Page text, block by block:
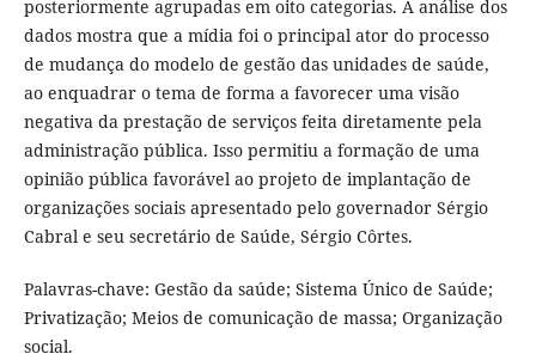
posteriormente agrupadas em oito categorias. A análise dos
dados mostra que a mídia foi o principal ator do processo
de mudança do modelo de gestão das unidades de saúde,
ao enquadrar o tema de forma a favorecer uma visão
negativa da prestação de serviços feita diretamente pela
administração pública. Isso permitiu a formação de uma
opinião pública favorável ao projeto de implantação de
organizações sociais apresentado pelo governador Sérgio
Cabral e seu secretário de Saúde, Sérgio Côrtes.
Palavras-chave: Gestão da saúde; Sistema Único de Saúde;
Privatização; Meios de comunicação de massa; Organização
social.